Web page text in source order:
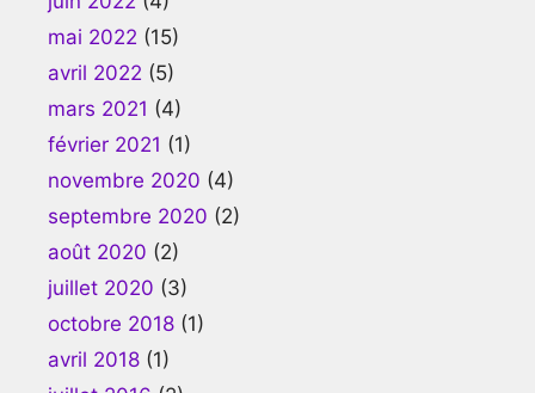
mai 2022 (15)
avril 2022 (5)
mars 2021 (4)
février 2021 (1)
novembre 2020 (4)
septembre 2020 (2)
août 2020 (2)
juillet 2020 (3)
octobre 2018 (1)
avril 2018 (1)